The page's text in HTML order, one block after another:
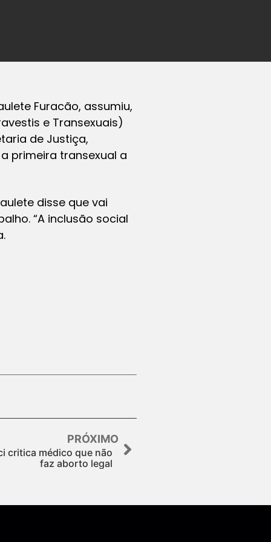
Furacão, assumiu,
e Transexuais)
de Justiça,
primeira transexual a
disse que vai
“A inclusão social
PRÓXIMO
critica médico que não
faz aborto legal